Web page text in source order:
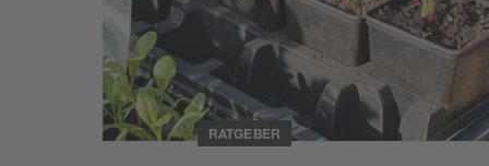
RATGEBER